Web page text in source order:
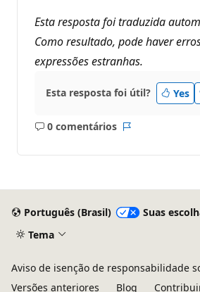
Esta resposta foi traduzida
Como resultado, pode haver
expressões estranhas.
Esta resposta foi útil? Yes
0 comentários
Sem
Português (Brasil)
Suas
Tema
Aviso de isenção de responsabilidade
Versões anteriores
Blog